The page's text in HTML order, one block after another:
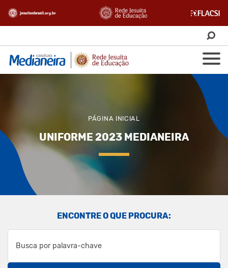
PÁGINA INICIAL
UNIFORME 2023 MEDIANEIRA
ENCONTRE O QUE PROCURA: